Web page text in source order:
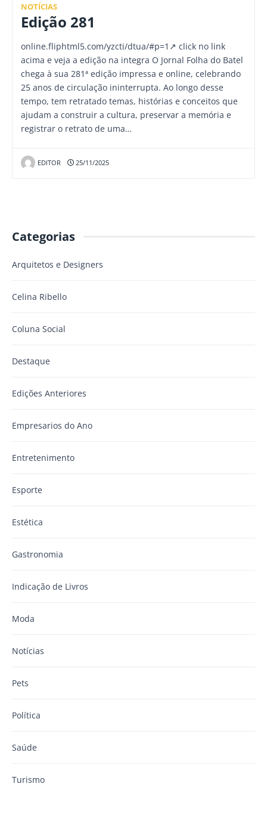
NOTÍCIAS
Edição 281
online.fliphtml5.com/yzcti/dtua/#p=1↗ click no link
acima e veja a edição na integra O Jornal Folha do Batel
chega à sua 281ª edição impressa e online, celebrando
25 anos de circulação ininterrupta. Ao longo desse
tempo, tem retratado temas, histórias e conceitos que
ajudam a construir a cultura, preservar a memória e
registrar o retrato de uma…
EDITOR 25/11/2025
Categorias
Arquitetos e Designers
Celina Ribello
Coluna Social
Destaque
Edições Anteriores
Empresarios do Ano
Entretenimento
Esporte
Estética
Gastronomia
Indicação de Livros
Moda
Notícias
Pets
Política
Saúde
Turismo